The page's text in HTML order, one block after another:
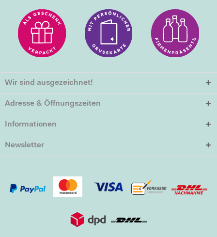
Wir sind ausgezeichnet!
Adresse & Öffnungszeiten
Informationen
Newsletter